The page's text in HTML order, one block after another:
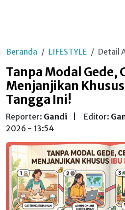
Beranda LIFESTYLE Detail
Tanpa Modal Gede,
Menjanjikan
Tangga Ini!
Reporter: Gandi Editor:
2026 - 13:54